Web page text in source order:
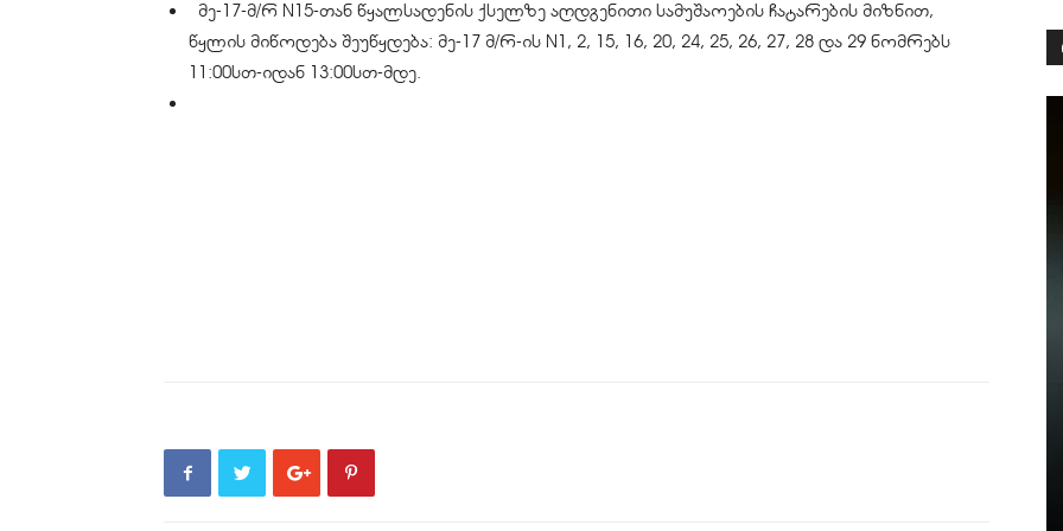
მე-17-მ/რ N15-თან წყალსადენის ქსელზე აღდგენითი სამუშაოების ჩატარების მიზნით,
წყლის მიწოდება შეუწყდება: მე-17 მ/რ-ის N1, 2, 15, 16, 20, 24, 25, 26, 27, 28 და 29 ნომრებს
11:00სთ-იდან 13:00სთ-მდე.